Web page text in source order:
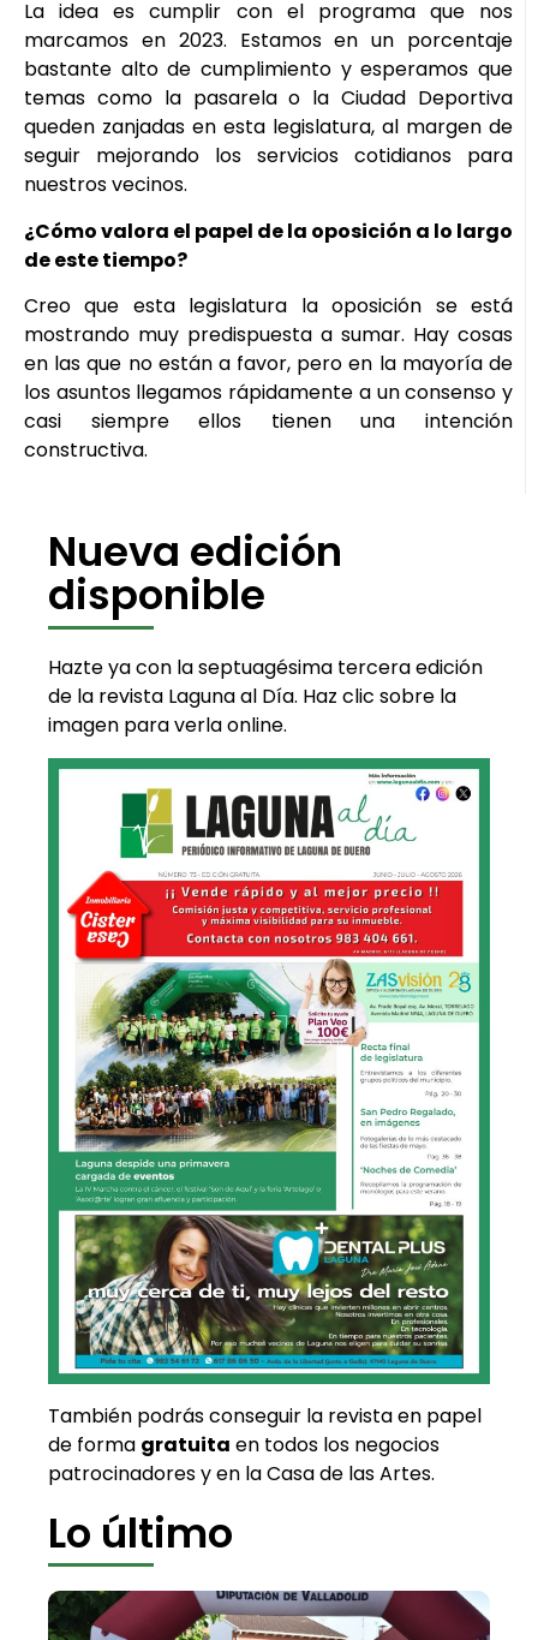
La idea es cumplir con el programa que nos
marcamos en 2023. Estamos en un porcentaje
bastante alto de cumplimiento y esperamos que
temas como la pasarela o la Ciudad Deportiva
queden zanjadas en esta legislatura, al margen de
seguir mejorando los servicios cotidianos para
nuestros vecinos.
¿Cómo valora el papel de la oposición a lo largo
de este tiempo?
Creo que esta legislatura la oposición se está
mostrando muy predispuesta a sumar. Hay cosas
en las que no están a favor, pero en la mayoría de
los asuntos llegamos rápidamente a un consenso y
casi siempre ellos tienen una intención
constructiva.
Nueva edición
disponible
Hazte ya con la septuagésima tercera edición
de la revista Laguna al Día. Haz clic sobre la
imagen para verla online.
También podrás conseguir la revista en papel
de forma gratuita en todos los negocios
patrocinadores y en la Casa de las Artes.
Lo último